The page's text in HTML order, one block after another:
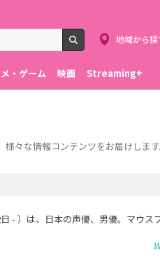
検索
地域から探
・ゲーム 映画 Streaming+
々な情報コンテンツをお届けします
- ）は、日本の声優、男優。マウス